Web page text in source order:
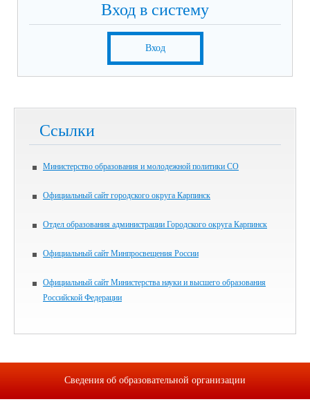
Вход в систему
Вход
Ссылки
Министерство образования и молодежной политики СО
Официальный сайт городского округа Карпинск
Отдел образования администрации Городского округа Карпинск
Официальный сайт Минпросвещения России
Официальный сайт Министерства науки и высшего образования
Российской Федерации
Сведения об образовательной организации